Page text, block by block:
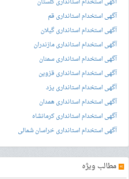
آگهی استخدام استانداری قم
آگهی استخدام استانداری گیلان
آگهی استخدام استانداری مازندران
آگهی استخدام استانداری سمنان
آگهی استخدام استانداری قزوین
آگهی استخدام استانداری یزد
آگهی استخدام استانداری همدان
آگهی استخدام استانداری کرمانشاه
آگهی استخدام استانداری خراسان شمالی
» مطالب ویژه